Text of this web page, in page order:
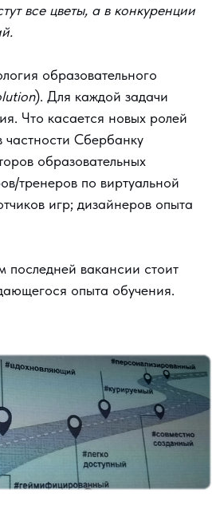
все цветы, а в конкуренции
образовательного
). Для каждой задачи
Что касается новых ролей
частности Сбербанку
образовательных
тренеров по виртуальной
игр; дизайнеров опыта
последней вакансии стоит
опыта обучения.